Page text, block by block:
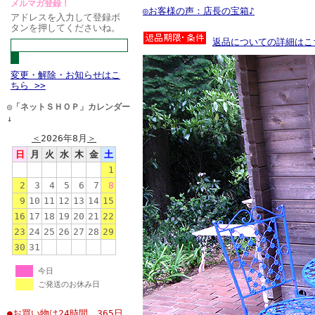
メルマガ登録！
アドレスを入力して登録ボ
タンを押してくださいね。
変更・解除・お知らせはこ
ちら >>
◎「ネットＳＨＯＰ」カレンダー
↓
＜ 2026年8月 ＞
日
月 火 水 木 金 土
1
2
3 4 5 6 7
8
9 10 11 12 13 14 15
16 17 18 19 20 21 22
23 24 25 26 27 28 29
30 31
今日
ご発送のお休み日
◎お客様の声：店長の宝箱♪
返品についての詳細はこ